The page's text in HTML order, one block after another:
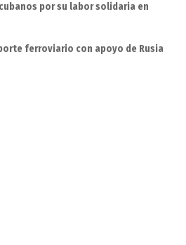
por su labor solidaria en
ferroviario con apoyo de Rusia